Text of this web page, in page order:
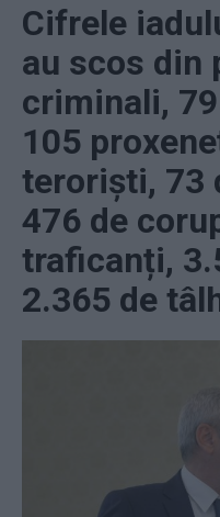
Cifrele
au scos din
criminali,
105
teroriști, 73
476 de
traficanți,
2.365 de